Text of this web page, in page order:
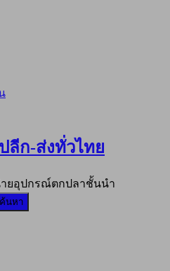
ก-ส่งทั่วไทย
ายอุปกรณ์ตกปลาชั้นนำ
ค้นหา